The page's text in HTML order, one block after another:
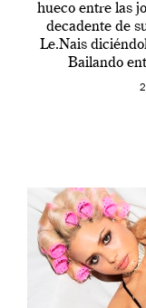
hueco entre las
decadente de
Le.Nais
Bailando